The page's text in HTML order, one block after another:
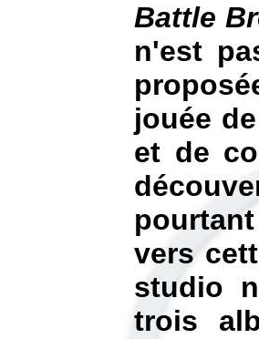
Battle
n'est
jouée
et de
vers
studio
trois